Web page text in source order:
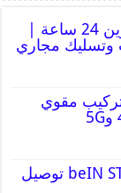
رقم فني صحي سباك القرين 24 ساعة |
مقوي
جهاز بي ان ستريم beIN STREAM توصيل